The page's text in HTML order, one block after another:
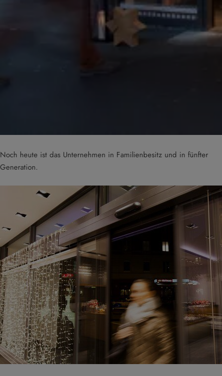
Noch heute ist das Unternehmen in Familienbesitz und in fünfter
Generation.